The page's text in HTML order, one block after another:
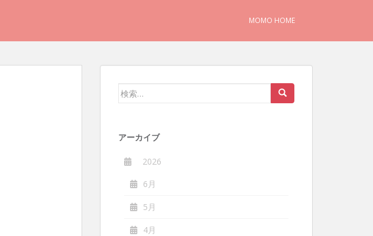
MOMO HOME
検
アーカイブ
2026
6月
5月
4月